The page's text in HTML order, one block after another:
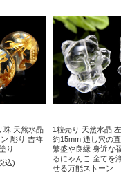
珠 天然水晶
彫り 吉祥
り
込)
1粒売り 天然水晶
約15mm 通し穴の
繁盛や良縁 身近な
るにゃんこ 全てを
せる万能ストーン